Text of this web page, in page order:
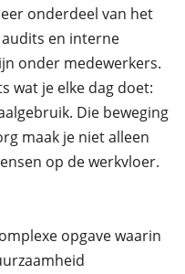
onderdeel van het
audits en interne
onder medewerkers.
wat je elke dag doet:
Die beweging
maak je niet alleen
op de werkvloer.
opgave waarin